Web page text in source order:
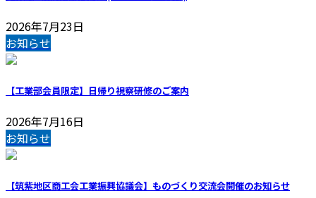
2026年7月23日
お知らせ
【工業部会員限定】日帰り視察研修のご案内
2026年7月16日
お知らせ
【筑紫地区商工会工業振興協議会】ものづくり交流会開催のお知らせ